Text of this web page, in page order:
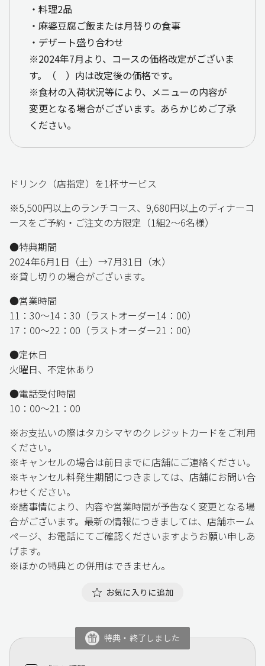
・料理2品
・麻婆豆腐ご飯または月替りの食事
・デザート盛り合わせ
※2024年7月より、コースの価格改定がございま
す。（ ）内は改定後の価格です。
※食材の入荷状況等により、メニューの内容が
変更となる場合がございます。あらかじめご了承
ください。
ドリンク（店指定）を1杯サービス
※5,500円以上のランチコース、9,680円以上のディナーコ
ースをご予約・ご注文の方限定（1組2～6名様）
●特典期間
2024年6月1日（土）→7月31日（水）
※貸し切りの場合がございます。
●営業時間
11：30～14：30（ラストオーダー14：00）
17：00～22：00（ラストオーダー21：00）
●定休日
火曜日、不定休あり
●電話受付時間
10：00～21：00
※お支払いの際はタカシマヤのクレジットカードをご利用
ください。
※キャンセルの場合は前日までに店舗にご連絡ください。
※キャンセル料発生期間につきましては、店舗にお問い合
わせください。
※諸事情により、内容や営業時間が予告なく変更となる場
合がございます。最新の情報につきましては、店舗ホーム
ページ、お電話にてご確認くださいますようお願い申しあ
げます。
※ほかの特典との併用はできません。
お気に入りに追加
特典・終了しました